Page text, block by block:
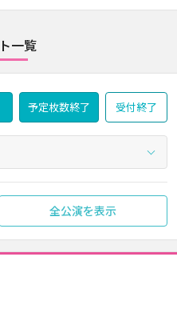
一覧
予定枚数終了 受付終了
全公演を表示